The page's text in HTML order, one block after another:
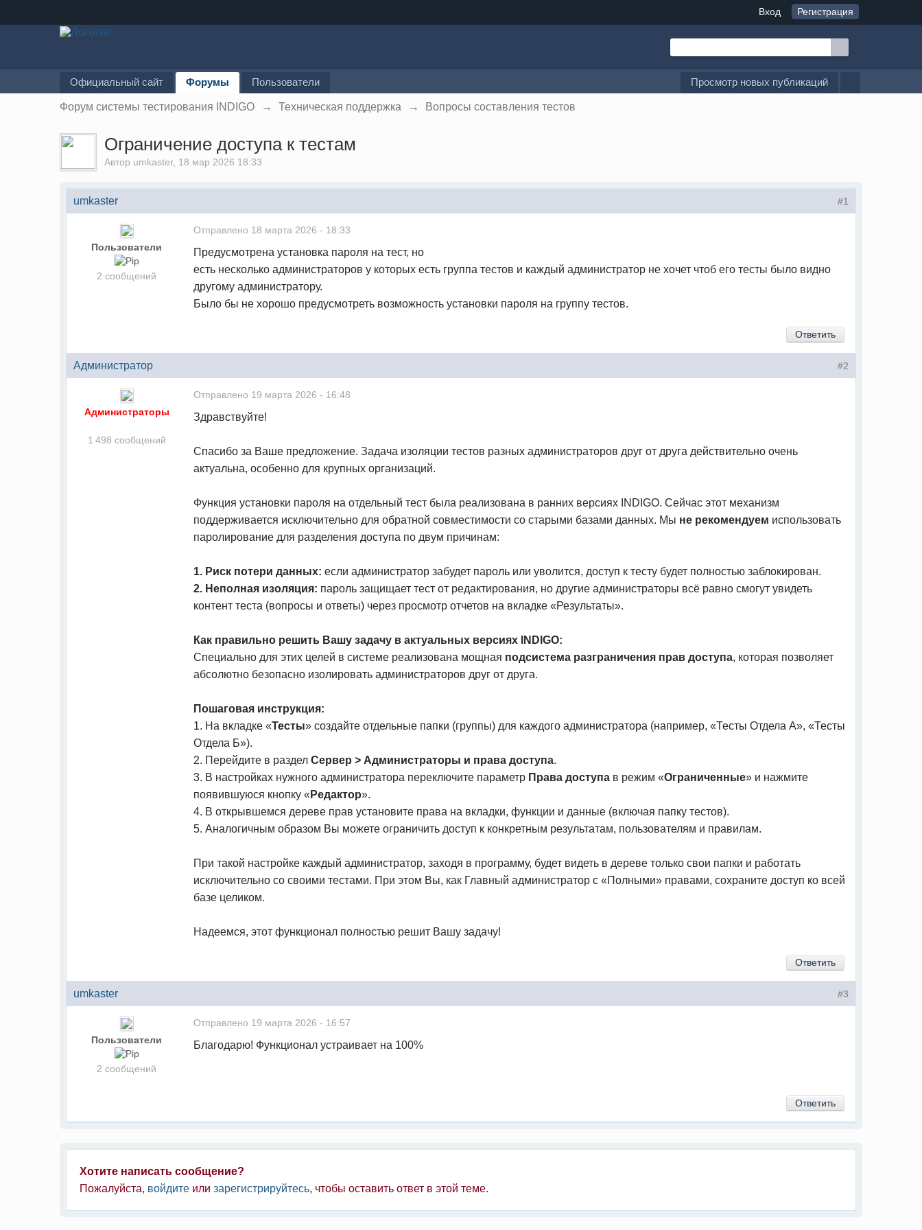
Вход Регистрация
Просмотр новых публикаций
Официальный сайт Форумы Пользователи
Форум системы тестирования INDIGO → Техническая поддержка → Вопросы составления тестов
Ограничение доступа к тестам
Автор umkaster, 18 мар 2026 18:33
#1
umkaster
Пользователи
2 сообщений
Отправлено 18 марта 2026 - 18:33
Предусмотрена установка пароля на тест, но
есть несколько администраторов у которых есть группа тестов и каждый администратор не хочет чтоб его тесты было видно
другому администратору.
Было бы не хорошо предусмотреть возможность установки пароля на группу тестов.
Ответить
#2
Администратор
Администраторы
1 498 сообщений
Отправлено 19 марта 2026 - 16:48
Здравствуйте!
Спасибо за Ваше предложение. Задача изоляции тестов разных администраторов друг от друга действительно очень
актуальна, особенно для крупных организаций.
Функция установки пароля на отдельный тест была реализована в ранних версиях INDIGO. Сейчас этот механизм
поддерживается исключительно для обратной совместимости со старыми базами данных. Мы не рекомендуем использовать
паролирование для разделения доступа по двум причинам:
1. Риск потери данных:если администратор забудет пароль или уволится, доступ к тесту будет полностью заблокирован.
2. Неполная изоляция: пароль защищает тест от редактирования, но другие администраторы всё равно смогут увидеть
контент теста (вопросы и ответы) через просмотр отчетов на вкладке «Результаты».
Как правильно решить Вашу задачу в актуальных версиях INDIGO:
Специально для этих целей в системе реализована мощная подсистема разграничения прав доступа, которая позволяет
абсолютно безопасно изолировать администраторов друг от друга.
Пошаговая инструкция:
1. На вкладке «Тесты» создайте отдельные папки (группы) для каждого администратора (например, «Тесты Отдела А», «Тесты
Отдела Б»).
2. Перейдите в разделСервер > Администраторы и права доступа.
3. В настройках нужного администратора переключите параметр Права доступа в режим «Ограниченные» и нажмите
появившуюся кнопку « Редактор».
4. В открывшемся дереве прав установите права на вкладки, функции и данные (включая папку тестов).
5. Аналогичным образом Вы можете ограничить доступ к конкретным результатам, пользователям и правилам.
При такой настройке каждый администратор, заходя в программу, будет видеть в дереве только свои папки и работать
исключительно со своими тестами. При этом Вы, как Главный администратор с «Полными» правами, сохраните доступ ко всей
базе целиком.
Надеемся, этот функционал полностью решит Вашу задачу!
Ответить
#3
umkaster
Пользователи
2 сообщений
Отправлено 19 марта 2026 - 16:57
Благодарю! Функционал устраивает на 100%
Ответить
Хотите написать сообщение?
Пожалуйста, войдите илизарегистрируйтесь, чтобы оставить ответ в этой теме.